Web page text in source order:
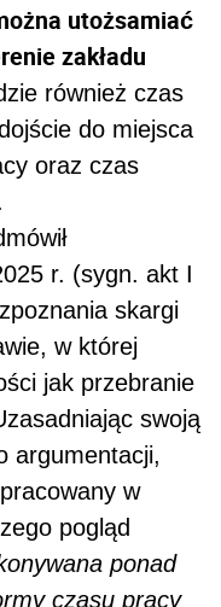
utożsamiać
zakładu
również czas
do miejsca
oraz czas
r. (sygn. akt I
skargi
w której
jak przebranie
swoją
argumentacji,
w
pogląd
ponad
czasu pracy